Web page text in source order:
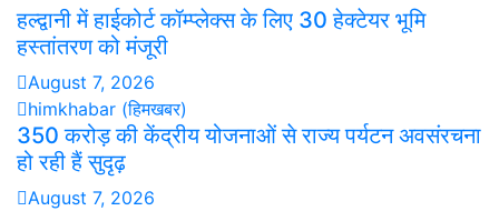
हल्द्वानी में हाईकोर्ट कॉम्प्लेक्स के लिए 30 हेक्टेयर भूमि
हस्तांतरण को मंजूरी
August 7, 2026
himkhabar (हिमखबर)
350 करोड़ की केंद्रीय योजनाओं से राज्य पर्यटन अवसंरचना
हो रही हैं सुदृढ़
August 7, 2026